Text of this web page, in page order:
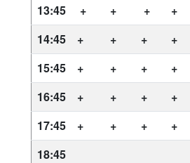
13:45
+ + + +
14:45
+ + + +
15:45
+ + + +
16:45
+ + + +
17:45
+ + + +
18:45